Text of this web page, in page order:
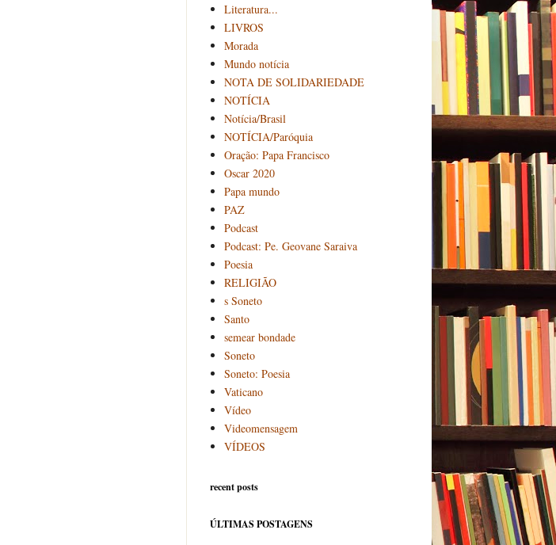
Literatura...
LIVROS
Morada
Mundo notícia
NOTA DE SOLIDARIEDADE
NOTÍCIA
Notícia/Brasil
NOTÍCIA/Paróquia
Oração: Papa Francisco
Oscar 2020
Papa mundo
PAZ
Podcast
Podcast: Pe. Geovane Saraiva
Poesia
RELIGIÃO
s Soneto
Santo
semear bondade
Soneto
Soneto: Poesia
Vaticano
Vídeo
Videomensagem
VÍDEOS
recent posts
ÚLTIMAS POSTAGENS